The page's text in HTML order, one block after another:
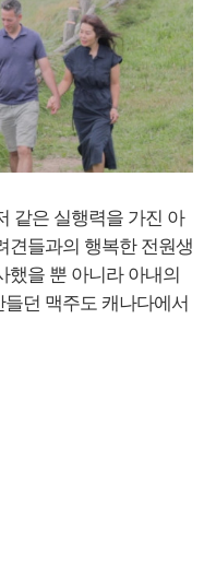
같은 실행력을 가진 아
견들과의 행복한 전원생
했을 뿐 아니라 아내의
던 맥주도 캐나다에서